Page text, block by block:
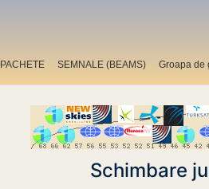
PACHETE SEMNALE (BEAMS) Groapa de
Schimbare